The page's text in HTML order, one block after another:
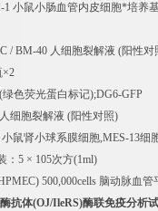
1 小鼠小肠血管内皮细胞*培养
/ BM-40 人细胞裂解液 (阳性对
×2
(绿色荧光蛋白标记);DG6-GFP
人细胞裂解液 (阳性对照)
小鼠肾小球系膜细胞,MES-13细
： 5 × 105次方(1ml)
500,000cells 脑动脉血管
抗体(OJ/IleRS)酶联免疫分析